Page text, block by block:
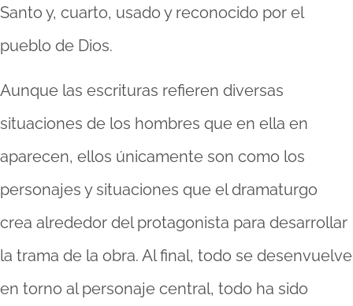
Santo y, cuarto, usado y reconocido por el
pueblo de Dios.
Aunque las escrituras refieren diversas
situaciones de los hombres que en ella en
aparecen, ellos únicamente son como los
personajes y situaciones que el dramaturgo
crea alrededor del protagonista para desarrollar
la trama de la obra. Al final, todo se desenvuelve
en torno al personaje central, todo ha sido